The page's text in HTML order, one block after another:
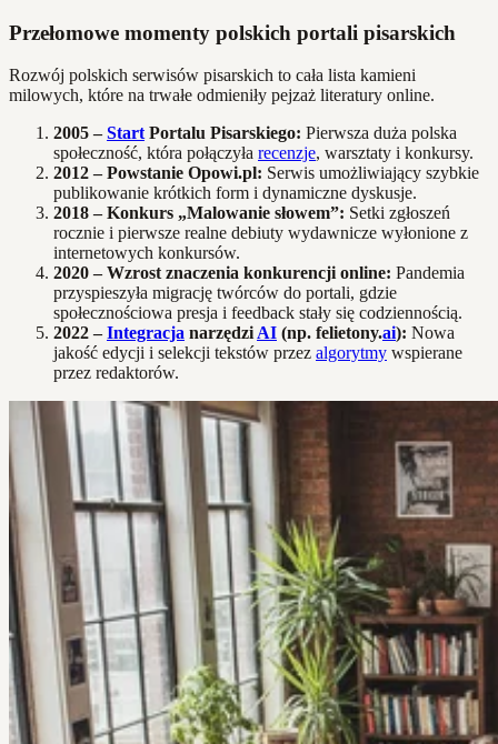
Przełomowe momenty polskich portali pisarskich
Rozwój polskich serwisów pisarskich to cała lista kamieni
milowych, które na trwałe odmieniły pejzaż literatury online.
2005 –Start Portalu Pisarskiego: Pierwsza duża polska
społeczność, która połączyła recenzje, warsztaty i konkursy.
2012 – Powstanie Opowi.pl: Serwis umożliwiający szybkie
publikowanie krótkich form i dynamiczne dyskusje.
2018 – Konkurs „Malowanie słowem”: Setki zgłoszeń
rocznie i pierwsze realne debiuty wydawnicze wyłonione z
internetowych konkursów.
2020 – Wzrost znaczenia konkurencji online: Pandemia
przyspieszyła migrację twórców do portali, gdzie
społecznościowa presja i feedback stały się codziennością.
2022 –Integracja narzędzi AI (np. felietony.ai): Nowa
jakość edycji i selekcji tekstów przez algorytmy wspierane
przez redaktorów.